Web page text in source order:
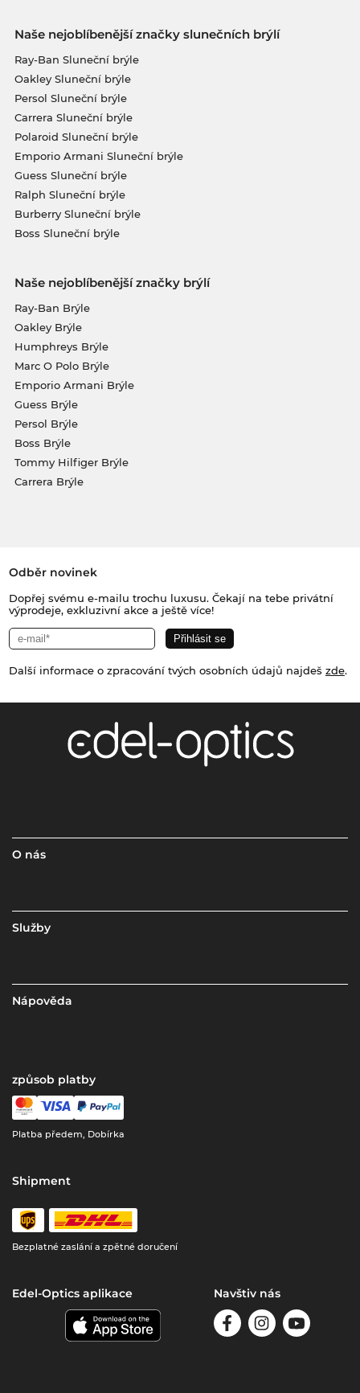
Naše nejoblíbenější značky slunečních brýlí
Ray-Ban Sluneční brýle
Oakley Sluneční brýle
Persol Sluneční brýle
Carrera Sluneční brýle
Polaroid Sluneční brýle
Emporio Armani Sluneční brýle
Guess Sluneční brýle
Ralph Sluneční brýle
Burberry Sluneční brýle
Boss Sluneční brýle
Naše nejoblíbenější značky brýlí
Ray-Ban Brýle
Oakley Brýle
Humphreys Brýle
Marc O Polo Brýle
Emporio Armani Brýle
Guess Brýle
Persol Brýle
Boss Brýle
Tommy Hilfiger Brýle
Carrera Brýle
Odběr novinek
Dopřej svému e-mailu trochu luxusu. Čekají na tebe privátní
výprodeje, exkluzivní akce a ještě více!
Další informace o zpracování tvých osobních údajů najdeš zde.
O nás
Služby
Nápověda
způsob platby
Platba předem, Dobírka
Shipment
Bezplatné zaslání a zpětné doručení
Edel-Optics aplikace Navštiv nás